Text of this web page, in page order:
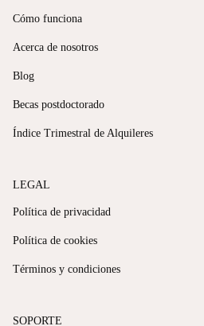
Cómo funciona
Acerca de nosotros
Blog
Becas postdoctorado
Índice Trimestral de Alquileres
LEGAL
Política de privacidad
Política de cookies
Términos y condiciones
SOPORTE